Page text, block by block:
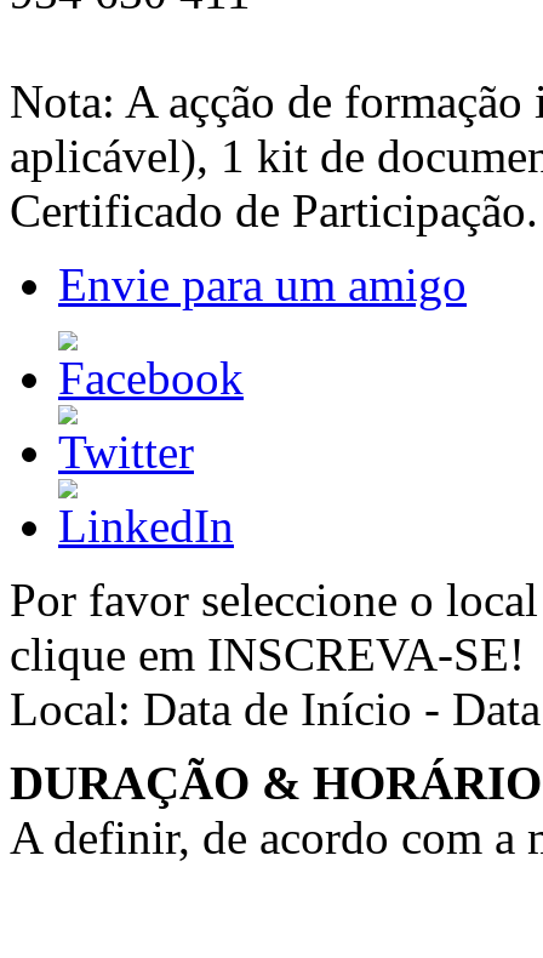
Nota: A açção de
aplicável), 1 kit de
Certificado de Participação.
Envie para um amigo
Por favor seleccione o
clique em INSCREVA-SE!
Local: Data de Início -
DURAÇÃO & HORÁRIO
A definir, de acordo com a